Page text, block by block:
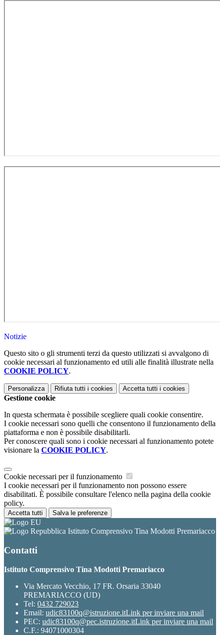
Notizie
Questo sito o gli strumenti terzi da questo utilizzati si avvalgono di
cookie necessari al funzionamento ed utili alle finalità illustrate nella
COOKIE POLICY.
Personalizza Rifiuta tutti i cookies Accetta tutti i cookies
Gestione cookie
In questa schermata è possibile scegliere quali cookie consentire.
I cookie necessari sono quelli che consentono il funzionamento della
piattaforma e non è possibile disabilitarli.
Per conoscere quali sono i cookie necessari al funzionamento potete
visionare la COOKIE POLICY.
Cookie necessari per il funzionamento
I cookie necessari per il funzionamento non possono essere
disabilitati. È possibile consultare l'elenco nella pagina della cookie
policy.
Accetta tutti Salva le preferenze
Istituto Comprensivo Tina Modotti Premariacco
Contatti
Istituto Comprensivo Tina Modotti Premariacco
Via Mercato Vecchio, 17 FR. Orsaria 33040
PREMARIACCO (UD)
Tel: 0432 729023
Email: udic83100q@istruzione.itLink per inviare una mail
PEC: udic83100q@pec.istruzione.itLink per inviare una mail
C.F.: 94071000304